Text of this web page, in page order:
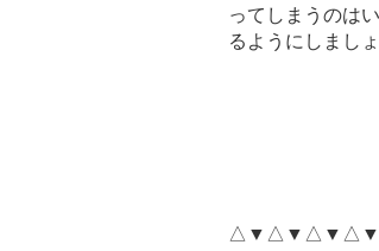
ってしまうのは
るようにしまし